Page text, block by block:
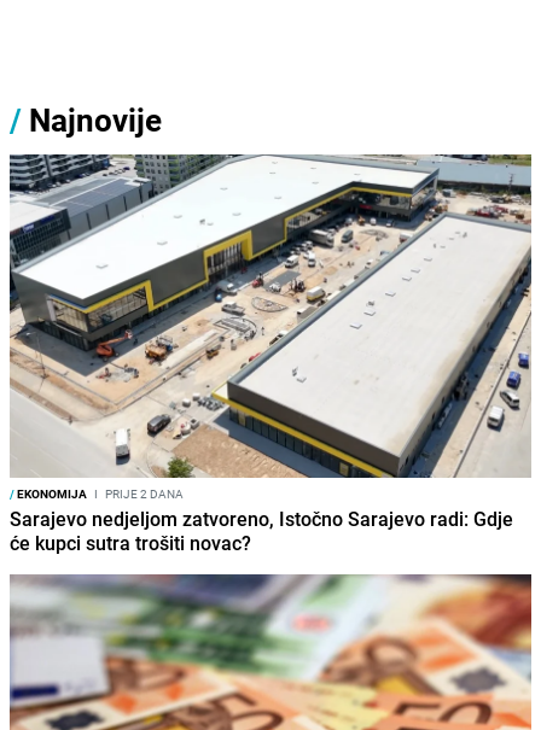
/ Najnovije
/EKONOMIJA I PRIJE 2 DANA
Sarajevo nedjeljom zatvoreno, Istočno Sarajevo radi: Gdje
će kupci sutra trošiti novac?